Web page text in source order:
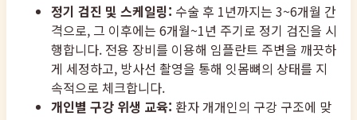
정기 검진 및 스케일링: 수술 후 1년까지는 3~6개월 간
격으로, 그 이후에는 6개월~1년 주기로 정기 검진을 시
행합니다. 전용 장비를 이용해 임플란트 주변을 깨끗하
게 세정하고, 방사선 촬영을 통해 잇몸뼈의 상태를 지
속적으로 체크합니다.
개인별 구강 위생 교육: 환자 개개인의 구강 구조에 맞